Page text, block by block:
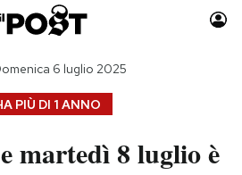
Auto
Moda
PIÙ DI 1 ANNO
6 luglio 2025
martedì 8 luglio è